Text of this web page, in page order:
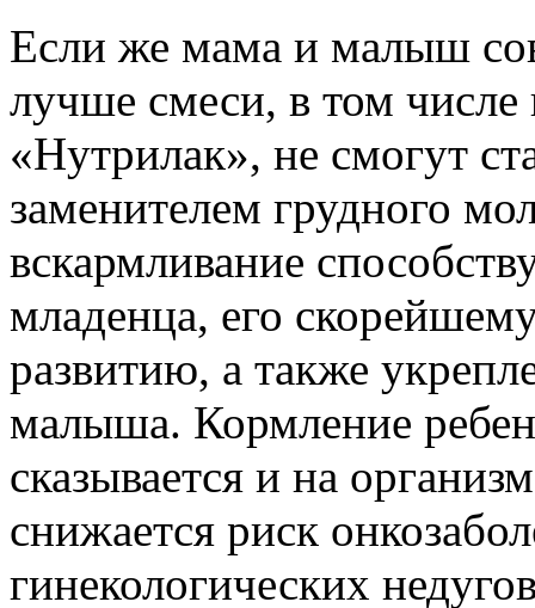
Если же мама и малыш
лучше смеси, в том
«Нутрилак», не смогут
заменителем грудного
вскармливание
младенца, его
развитию, а также
малыша. Кормление
сказывается и на
снижается риск
гинекологических